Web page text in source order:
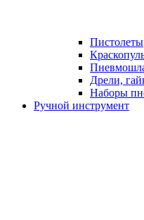
Пистолеты
Дрели,
Наборы
Ручной инструмент